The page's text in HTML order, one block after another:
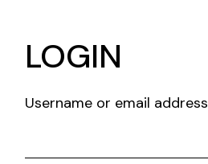
LOGIN
Username or email address